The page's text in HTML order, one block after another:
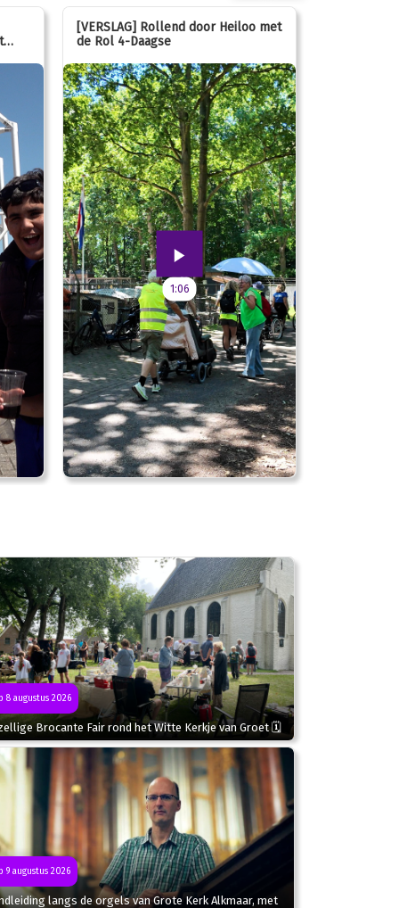
[VERSLAG] Rollend door Heiloo met
de Rol 4-Daagse
1:06
8 augustus 2026
Brocante Fair rond het Witte Kerkje van Groet 🗓
9 augustus 2026
langs de orgels van Grote Kerk Alkmaar, met